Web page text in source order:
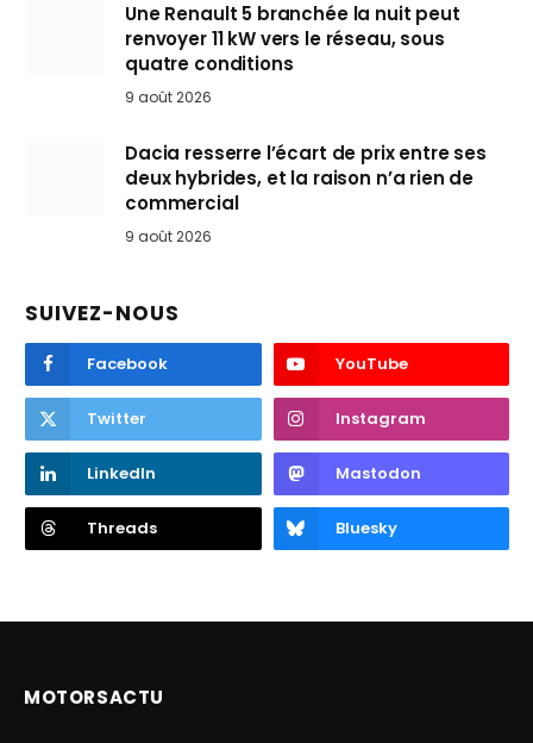
Une Renault 5 branchée la nuit peut
renvoyer 11 kW vers le réseau, sous
quatre conditions
9 août 2026
Dacia resserre l’écart de prix entre ses
deux hybrides, et la raison n’a rien de
commercial
9 août 2026
SUIVEZ-NOUS
Facebook YouTube
Twitter Instagram
LinkedIn Mastodon
Threads Bluesky
MOTORSACTU